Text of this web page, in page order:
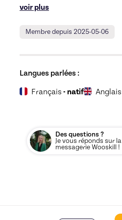
voir plus
Membre depuis 2025-05-06
Langues parlées :
Français - natif Anglais
Des questions ?
Je vous réponds sur la
messagerie Wooskill !